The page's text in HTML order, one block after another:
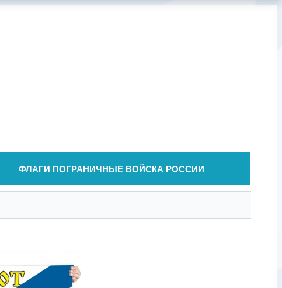
ФЛАГИ ПОГРАНИЧНЫЕ ВОЙСКА РОССИИ